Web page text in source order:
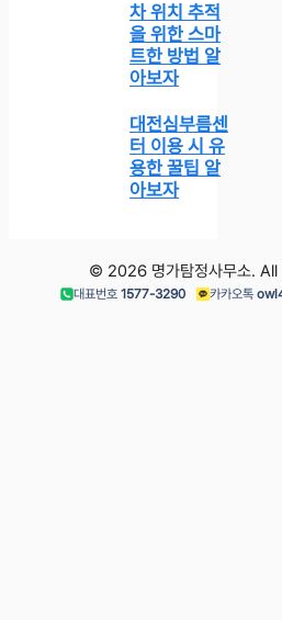
차 위치 추적
을 위한 스마
트한 방법 알
아보자
대전심부름센
터 이용 시 유
용한 꿀팁 알
아보자
© 2026 명가탐정사무소.
대표번호 1577-3290 카카오톡